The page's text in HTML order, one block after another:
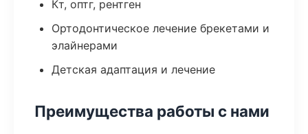
Кт, оптг, рентген
Ортодонтическое лечение брекетами и
элайнерами
Детская адаптация и лечение
Преимущества работы с нами